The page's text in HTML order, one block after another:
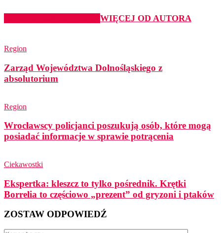
WIĘCEJ OD AUTORA
Region
Zarząd Województwa Dolnośląskiego z
absolutorium
Region
Wrocławscy policjanci poszukują osób, które mogą
posiadać informacje w sprawie potrącenia
Ciekawostki
Ekspertka: kleszcz to tylko pośrednik. Krętki
Borrelia to częściowo „prezent” od gryzoni i ptaków
ZOSTAW ODPOWIEDŹ